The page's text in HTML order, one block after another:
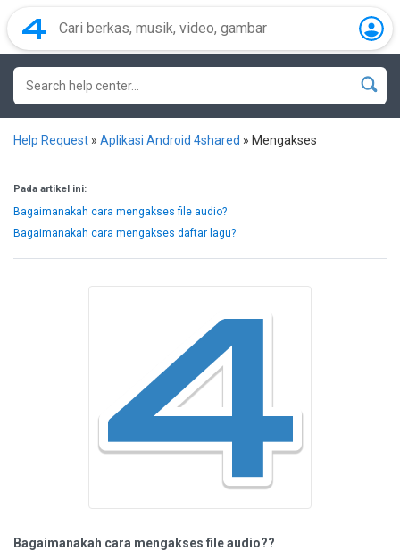
Help Request » Aplikasi Android 4shared » Mengakses
Pada artikel ini:
Bagaimanakah cara mengakses file audio?
Bagaimanakah cara mengakses daftar lagu?
Bagaimanakah cara mengakses file audio??